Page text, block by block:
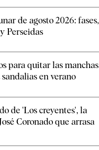
de agosto 2026: fases,
Perseidas
para quitar las manchas
en verano
de 'Los creyentes', la
Coronado que arrasa